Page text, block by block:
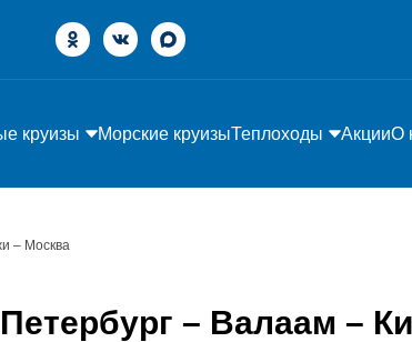
круизы Морские круизыТеплоходы АкцииО
– Москва
– Валаам –